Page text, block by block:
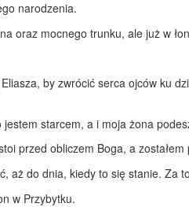
narodzenia.
oraz mocnego trunku, ale już w
by zwrócić serca ojców ku
starcem, a i moja żona
przed obliczem Boga, a
aż do dnia, kiedy to się stanie. Za
w Przybytku.